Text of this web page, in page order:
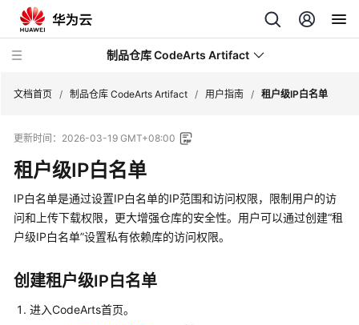
制品仓库 CodeArts Artifact
最
新
动
态
产
介
绍
文档首页 / 制品仓库 CodeArts Artifact / 用户指南 / 租户级IP白名单
更新时间： 2026-03-19 GMT+08:00
租户级IP白名单
IP白名单是通过设置IP白名单的IP范围和访问权限，限制用户的访
问和上传下载权限，更大增强仓库的安全性。用户可以通过创建“租
户级IP白名单”设置私有依赖库的访问权限。
创建租户级IP白名单
进入CodeArts首页。